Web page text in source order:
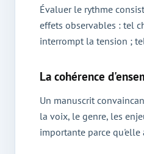
Évaluer le rythme
effets observables : tel
interrompt la tension ;
La cohérence
Un manuscrit
la voix, le genre, les
importante parce qu'elle